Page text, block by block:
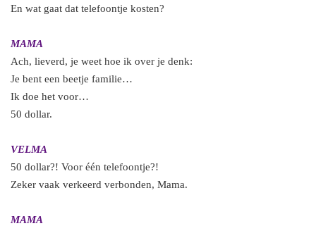
En wat gaat dat telefoontje kosten?
MAMA
Ach, lieverd, je weet hoe ik over je denk:
Je bent een beetje familie…
Ik doe het voor…
50 dollar.
VELMA
50 dollar?! Voor één telefoontje?!
Zeker vaak verkeerd verbonden, Mama.
MAMA